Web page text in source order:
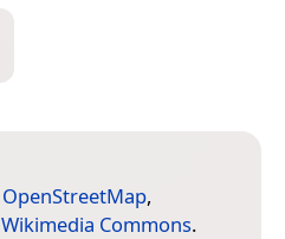
OpenStreetMap,
Wikimedia Commons.